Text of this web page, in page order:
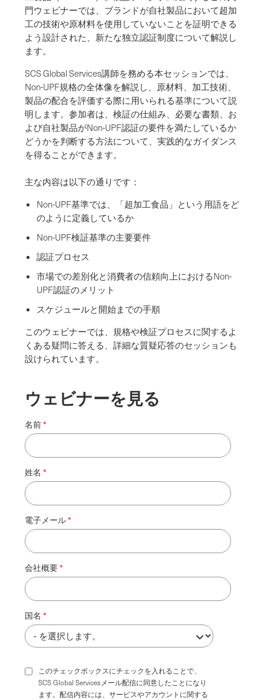
門ウェビナーでは、ブランドが自社製品において超加
工の技術や原材料を使用していないことを証明できる
よう設計された、新たな独立認証制度について解説し
ます。
SCS Global Services講師を務める本セッションでは、
Non-UPF規格の全体像を解説し、原材料、加工技術、
製品の配合を評価する際に用いられる基準について説
明します。参加者は、検証の仕組み、必要な書類、お
よび自社製品がNon-UPF認証の要件を満たしているか
どうかを判断する方法について、実践的なガイダンス
を得ることができます。
主な内容は以下の通りです：
Non-UPF基準では、「超加工食品」という用語をど
のように定義しているか
Non-UPF検証基準の主要要件
認証プロセス
市場での差別化と消費者の信頼向上におけるNon-
UPF認証のメリット
スケジュールと開始までの手順
このウェビナーでは、規格や検証プロセスに関するよ
くある疑問に答える、詳細な質疑応答のセッションも
設けられています。
ウェビナーを見る
名前
姓名
電子メール
会社概要
国名
このチェックボックスにチェックを入れることで、
SCS Global Servicesメール配信に同意したことになり
ます。配信内容には、サービスやアカウントに関する